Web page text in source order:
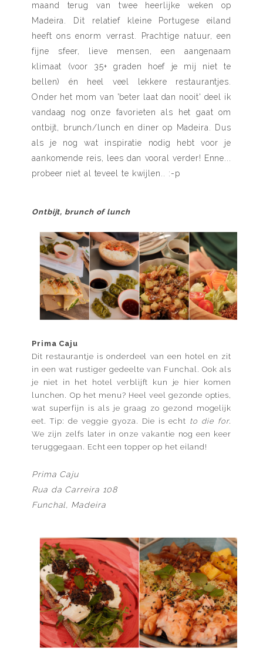
maand terug van twee heerlijke weken op
Madeira. Dit relatief kleine Portugese eiland
heeft ons enorm verrast. Prachtige natuur, een
fijne sfeer, lieve mensen, een aangenaam
klimaat (voor 35+ graden hoef je mij niet te
bellen) én heel veel lekkere restaurantjes.
Onder het mom van 'beter laat dan nooit' deel ik
vandaag nog onze favorieten als het gaat om
ontbijt, brunch/lunch en diner op Madeira. Dus
als je nog wat inspiratie nodig hebt voor je
aankomende reis, lees dan vooral verder! Enne...
probeer niet al teveel te kwijlen.. :-p
Ontbijt, brunch of lunch
Prima Caju
Dit restaurantje is onderdeel van een hotel en zit
in een wat rustiger gedeelte van Funchal. Ook als
je niet in het hotel verblijft kun je hier komen
lunchen. Op het menu? Heel veel gezonde opties,
wat superfijn is als je graag zo gezond mogelijk
eet. Tip: de veggie gyoza. Die is echt to die for.
We zijn zelfs later in onze vakantie nog een keer
teruggegaan. Echt een topper op het eiland!
Prima Caju
Rua da Carreira 108
Funchal, Madeira